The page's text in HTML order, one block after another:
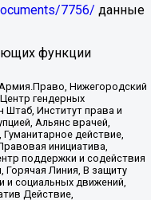
7756/ данные
функции
Нижегородский
гендерных
Институт права и
Альянс врачей,
действие,
инициатива,
поддержки и содействия
Линия, В защиту
и социальных движений,
Действие,